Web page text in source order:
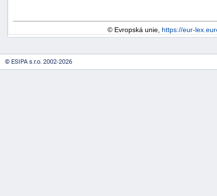
© Evropská unie, https://eur-
© ESIPA s.r.o. 2002-2026